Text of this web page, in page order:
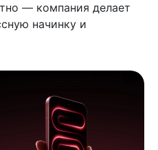
— компания делает
начинку и